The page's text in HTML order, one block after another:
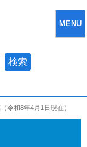
検索
MENU
令和8年4月1日現在）